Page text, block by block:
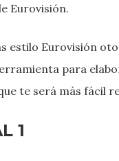
Eurovisión.
Eurovisión
para
te será más fácil
1